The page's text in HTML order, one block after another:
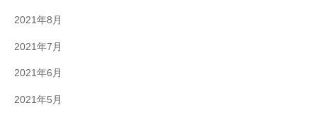
2021年8月
2021年7月
2021年6月
2021年5月